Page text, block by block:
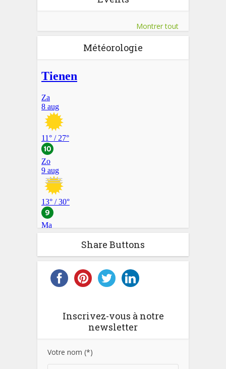
Montrer tout
Météorologie
Share Buttons
Inscrivez-vous à notre
newsletter
Votre nom (*)